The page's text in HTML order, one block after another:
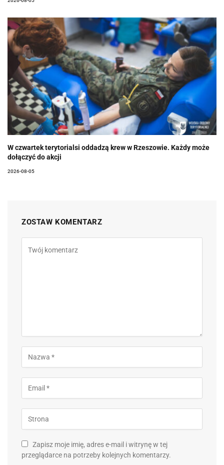
W czwartek terytorialsi oddadzą krew w Rzeszowie. Każdy może
dołączyć do akcji
2026-08-05
ZOSTAW KOMENTARZ
Zapisz moje imię, adres e-mail i witrynę w tej
przeglądarce na potrzeby kolejnych komentarzy.